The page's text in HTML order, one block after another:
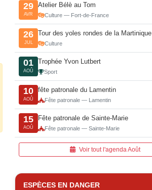
29
AVR
Atelier Bélè au Tom
Culture — Fort-de-France
26
JUL
Tour des yoles rondes de la Martinique
Culture
01
AOÛ
Trophée Yvon Lutbert
Sport
10
AOÛ
fête patronale du Lamentin
Fête patronale — Lamentin
15
AOÛ
Fête patronale de Sainte-Marie
Fête patronale — Sainte-Marie
Voir tout l'agenda Août
ESPÈCES EN DANGER